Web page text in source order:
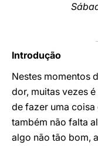
Introdução
Nestes momentos
dor, muitas vezes
de fazer uma coisa
também não falta
algo não tão bom,